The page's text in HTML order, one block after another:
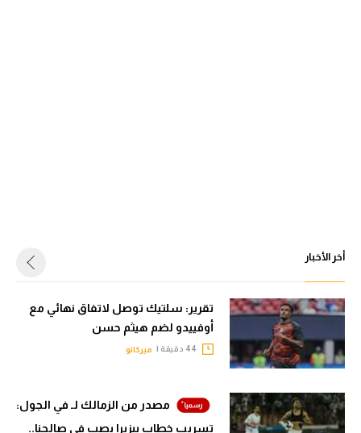
أخر الأخبار
تقرير: سلتيك توصل لاتفاق نهائي مع
أوفييدو لضم هيثم حسن
ميركاتو
مصدر من الزمالك لـ في الجول:
تسريب خطاب بيزيرا يصب في صالحنا..